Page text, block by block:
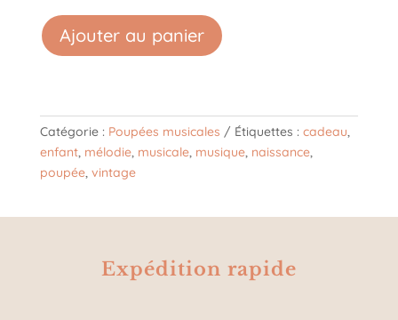
Ajouter au panier
Catégorie : Poupées musicales Étiquettes : cadeau,
enfant, mélodie, musicale, musique, naissance,
poupée, vintage
Expédition rapide